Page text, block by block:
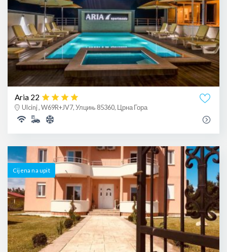
Aria 22
Ulcinj , W69R+JV7, Улцињ 85360, Црна Гора
Cijena na upit